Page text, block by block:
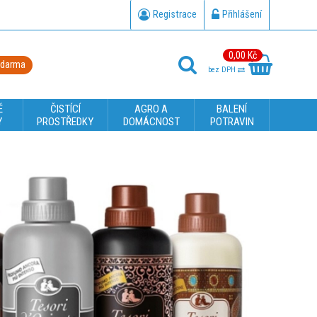
Registrace Přihlášení
0,00 Kč
bez DPH
ČISTÍCÍ
PROSTŘEDKY
AGRO A
DOMÁCNOST
BALENÍ
POTRAVIN